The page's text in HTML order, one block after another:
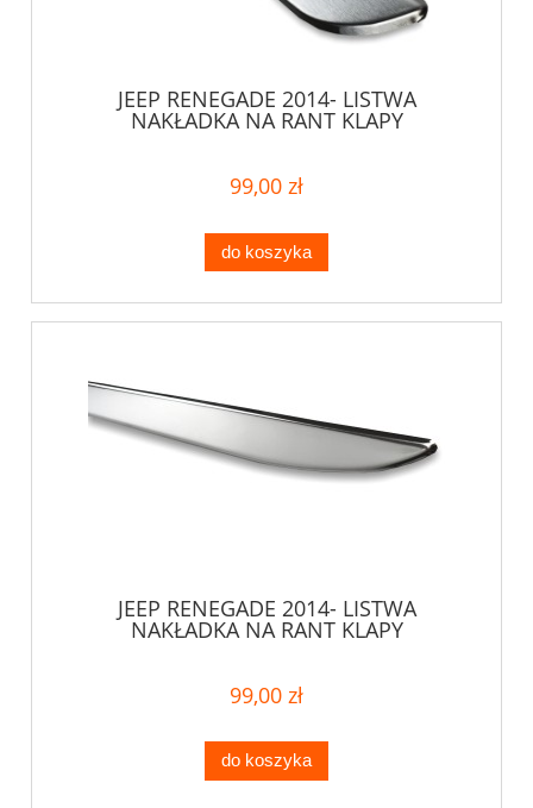
JEEP RENEGADE 2014- LISTWA
NAKŁADKA NA RANT KLAPY
99,00 zł
do koszyka
JEEP RENEGADE 2014- LISTWA
NAKŁADKA NA RANT KLAPY
99,00 zł
do koszyka